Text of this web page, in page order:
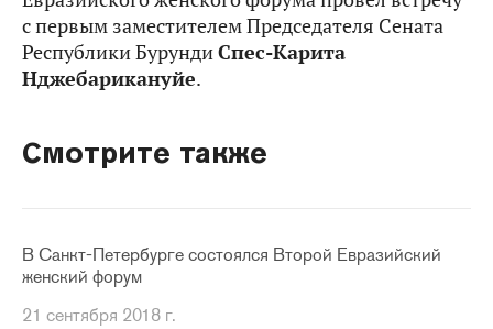
с первым заместителем Председателя Сената
Республики БурундиСпес-Карита
Нджебарикануйе.
Смотрите также
В Санкт-Петербурге состоялся Второй Евразийский
женский форум
21 сентября 2018 г.